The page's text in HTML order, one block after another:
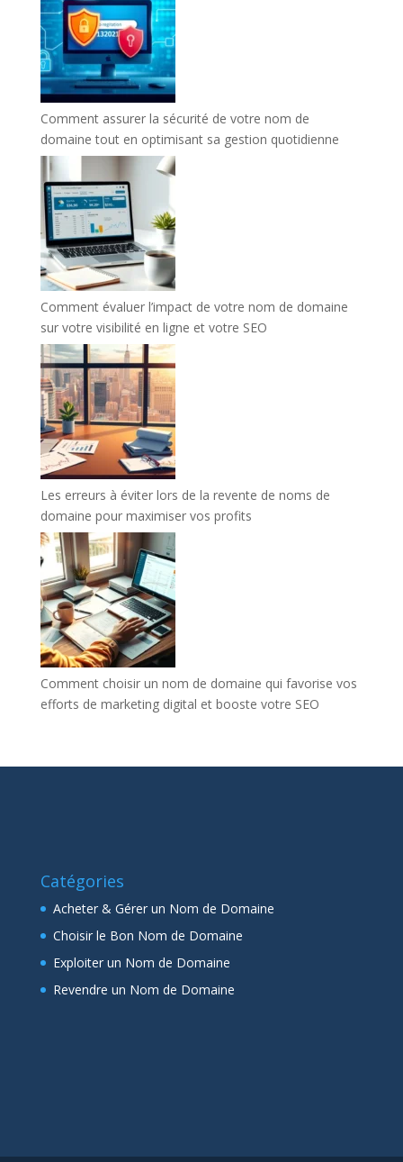
Comment assurer la sécurité de votre nom de
domaine tout en optimisant sa gestion quotidienne
Comment évaluer l’impact de votre nom de domaine
sur votre visibilité en ligne et votre SEO
Les erreurs à éviter lors de la revente de noms de
domaine pour maximiser vos profits
Comment choisir un nom de domaine qui favorise vos
efforts de marketing digital et booste votre SEO
Catégories
Acheter & Gérer un Nom de Domaine
Choisir le Bon Nom de Domaine
Exploiter un Nom de Domaine
Revendre un Nom de Domaine